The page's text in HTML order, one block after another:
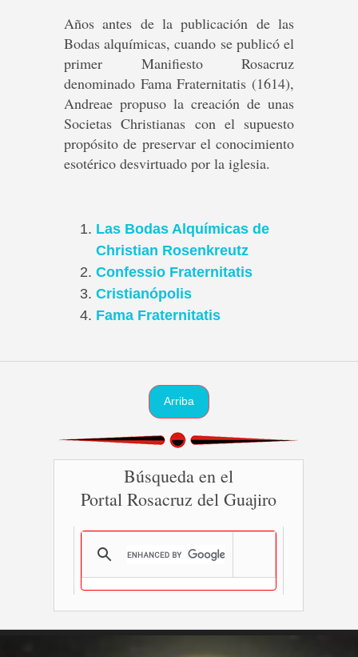
Años antes de la publicación de las
Bodas alquímicas, cuando se publicó el
primer Manifiesto Rosacruz
denominado Fama Fraternitatis (1614),
Andreae propuso la creación de unas
Societas Christianas con el supuesto
propósito de preservar el conocimiento
esotérico desvirtuado por la iglesia.
Las Bodas Alquímicas de
Christian Rosenkreutz
Confessio Fraternitatis
Cristianópolis
Fama Fraternitatis
Arriba
Búsqueda en el
Portal Rosacruz del Guajiro